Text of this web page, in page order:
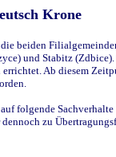
Krone
beiden
und Stabitz
Ab diesem
folgende
zu